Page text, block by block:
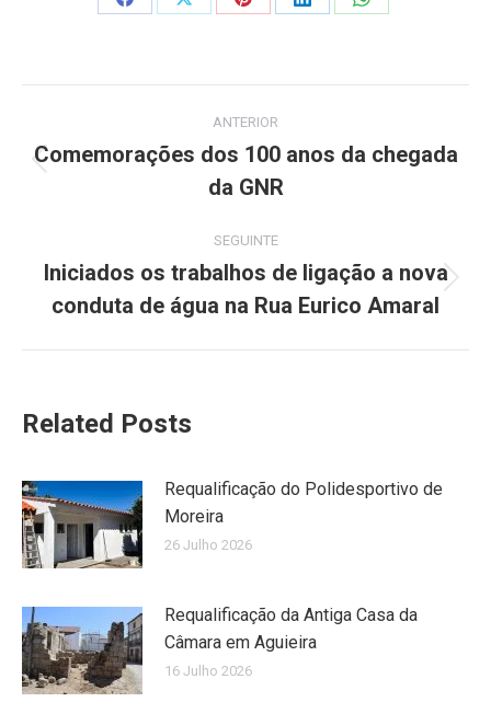
Share
Share
Share
Share
Share
navigation
ANTERIOR
post:
Comemorações dos 100 anos da chegada
da GNR
SEGUINTE
post:
Iniciados os trabalhos de ligação a nova
conduta de água na Rua Eurico Amaral
Related Posts
Requalificação do Polidesportivo de
Moreira
26 Julho 2026
Requalificação da Antiga Casa da
Câmara em Aguieira
16 Julho 2026